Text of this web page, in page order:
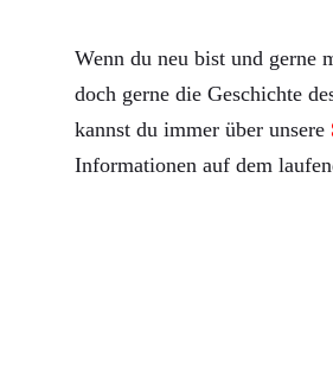
Wenn du neu bist und gerne
doch gerne die Geschichte
kannst du immer über unsere
Informationen auf dem